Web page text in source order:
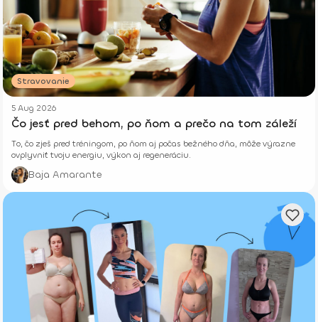
Stravovanie
5 Aug 2026
Čo jesť pred behom, po ňom a prečo na tom záleží
To, čo zješ pred tréningom, po ňom aj počas bežného dňa, môže výrazne
ovplyvniť tvoju energiu, výkon aj regeneráciu.
Baja Amarante